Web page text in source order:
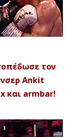
τον
Ankit
και armbar!